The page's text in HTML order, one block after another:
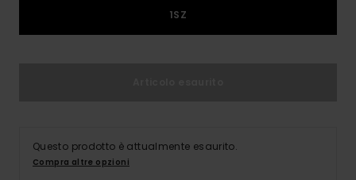
1SZ
Questo prodotto è attualmente esaurito.
Compra altre opzioni